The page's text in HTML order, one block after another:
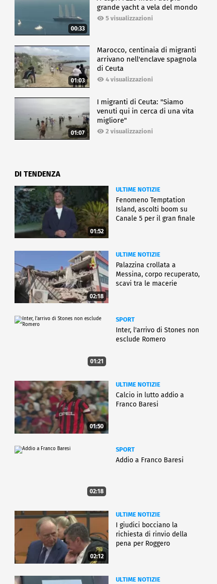
00:33
grande yacht a vela del mondo
5 visualizzazioni
01:03
Marocco, centinaia di migranti
arrivano nell'enclave spagnola
di Ceuta
4 visualizzazioni
01:07
I migranti di Ceuta: "Siamo
venuti qui in cerca di una vita
migliore"
2 visualizzazioni
DI TENDENZA
01:52
ULTIME NOTIZIE
Fenomeno Temptation
Island, ascolti boom su
Canale 5 per il gran finale
02:18
ULTIME NOTIZIE
Palazzina crollata a
Messina, corpo recuperato,
scavi tra le macerie
01:21
SPORT
Inter, l'arrivo di Stones non
esclude Romero
01:50
ULTIME NOTIZIE
Calcio in lutto addio a
Franco Baresi
02:18
SPORT
Addio a Franco Baresi
02:12
ULTIME NOTIZIE
I giudici bocciano la
richiesta di rinvio della
pena per Roggero
ULTIME NOTIZIE